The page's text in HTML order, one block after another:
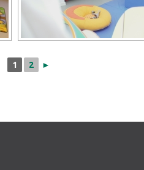
1 2 ►